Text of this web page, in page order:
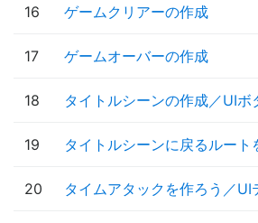
16 ゲームクリアーの作成
17 ゲームオーバーの作成
18 タイトルシーンの作成／UIボ
19 タイトルシーンに戻るルート
20 タイムアタックを作ろう／UI